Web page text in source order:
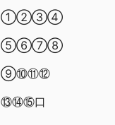
①②③④
⑤⑥⑦⑧
⑨⑩⑪⑫
⑬⑭⑮口